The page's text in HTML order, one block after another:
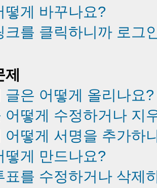
떻게 바꾸나요?
크를 클릭하니까 로그
글은 어떻게 올리나요?
어떻게 수정하거나 지
어떻게 서명을 추가하
떻게 만드나요?
표를 수정하거나 삭제